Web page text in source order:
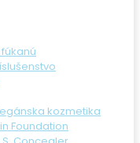
kozmetika
Foundation